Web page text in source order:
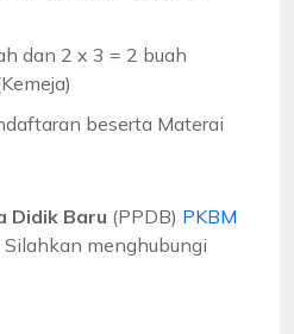
dan 2 x 3 = 2 buah
beserta Materai
Didik Baru (PPDB) PKBM
Silahkan menghubungi